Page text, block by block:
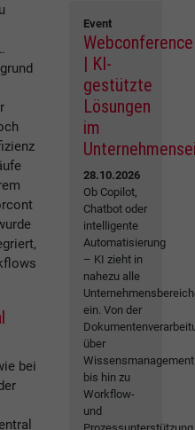
bei
Event
Webconference
| KI-
gestützte
Lösungen
im
28.10.2026
Ob Copilot,
Chatbot oder
intelligente
Automatisierung
– KI zieht in
nahezu alle
ein. Von der
über
Wissensmanagement
bis hin zu
Workflow-
und